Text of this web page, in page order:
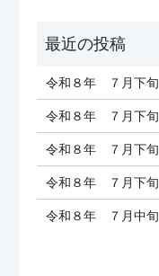
令和８年 ７月下旬
令和８年 ７月下旬
令和８年 ７月下旬
令和８年 ７月下旬
令和８年 ７月中旬